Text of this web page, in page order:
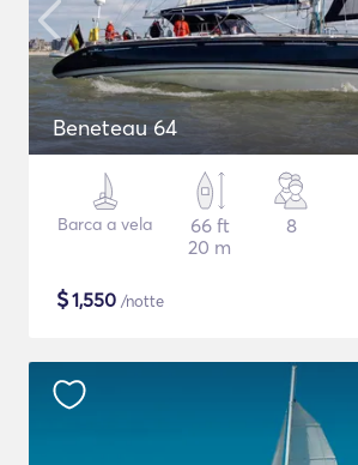
Beneteau 64
Barca a vela
66 ft
20 m
8
$1,550 /notte